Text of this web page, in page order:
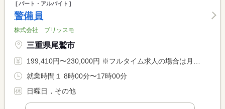
パート・アルバイト
警備員
株式会社 ブリッスモ
三重県尾鷲市
199,410円〜230,000円 ※フルタイム求人の場合は月額（換算額）、パート求人の場合は時間額を表示しています。
就業時間１ 8時00分〜17時00分
日曜日，その他